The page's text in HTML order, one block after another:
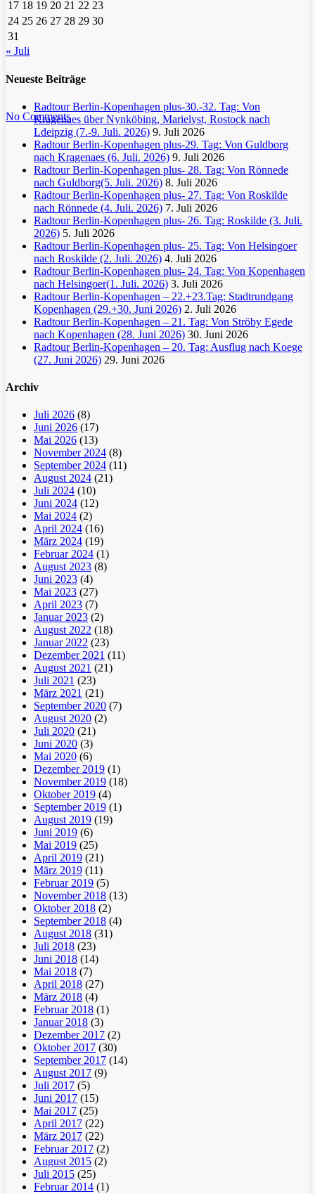
No Comments
17 18 19 20 21 22 23
24 25 26 27 28 29 30
31
« Juli
Neueste Beiträge
Radtour Berlin-Kopenhagen plus-30.-32. Tag: Von
Kragenaes über Nynköbing, Marielyst, Rostock nach
Ldeipzig (7.-9. Juli. 2026) 9. Juli 2026
Radtour Berlin-Kopenhagen plus-29. Tag: Von Guldborg
nach Kragenaes (6. Juli. 2026) 9. Juli 2026
Radtour Berlin-Kopenhagen plus- 28. Tag: Von Rönnede
nach Guldborg(5. Juli. 2026) 8. Juli 2026
Radtour Berlin-Kopenhagen plus- 27. Tag: Von Roskilde
nach Rönnede (4. Juli. 2026) 7. Juli 2026
Radtour Berlin-Kopenhagen plus- 26. Tag: Roskilde (3. Juli.
2026) 5. Juli 2026
Radtour Berlin-Kopenhagen plus- 25. Tag: Von Helsingoer
nach Roskilde (2. Juli. 2026) 4. Juli 2026
Radtour Berlin-Kopenhagen plus- 24. Tag: Von Kopenhagen
nach Helsingoer(1. Juli. 2026) 3. Juli 2026
Radtour Berlin-Kopenhagen – 22.+23.Tag: Stadtrundgang
Kopenhagen (29.+30. Juni 2026) 2. Juli 2026
Radtour Berlin-Kopenhagen – 21. Tag: Von Ströby Egede
nach Kopenhagen (28. Juni 2026) 30. Juni 2026
Radtour Berlin-Kopenhagen – 20. Tag: Ausflug nach Koege
(27. Juni 2026) 29. Juni 2026
Archiv
Juli 2026 (8)
Juni 2026 (17)
Mai 2026 (13)
November 2024 (8)
September 2024 (11)
August 2024 (21)
Juli 2024 (10)
Juni 2024 (12)
Mai 2024 (2)
April 2024 (16)
März 2024 (19)
Februar 2024 (1)
August 2023 (8)
Juni 2023 (4)
Mai 2023 (27)
April 2023 (7)
Januar 2023 (2)
August 2022 (18)
Januar 2022 (23)
Dezember 2021 (11)
August 2021 (21)
Juli 2021 (23)
März 2021 (21)
September 2020 (7)
August 2020 (2)
Juli 2020 (21)
Juni 2020 (3)
Mai 2020 (6)
Dezember 2019 (1)
November 2019 (18)
Oktober 2019 (4)
September 2019 (1)
August 2019 (19)
Juni 2019 (6)
Mai 2019 (25)
April 2019 (21)
März 2019 (11)
Februar 2019 (5)
November 2018 (13)
Oktober 2018 (2)
September 2018 (4)
August 2018 (31)
Juli 2018 (23)
Juni 2018 (14)
Mai 2018 (7)
April 2018 (27)
März 2018 (4)
Februar 2018 (1)
Januar 2018 (3)
Dezember 2017 (2)
Oktober 2017 (30)
September 2017 (14)
August 2017 (9)
Juli 2017 (5)
Juni 2017 (15)
Mai 2017 (25)
April 2017 (22)
März 2017 (22)
Februar 2017 (2)
August 2015 (2)
Juli 2015 (25)
Februar 2014 (1)